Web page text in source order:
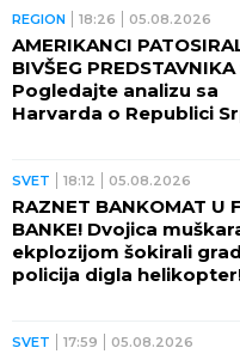
REGION 18:26 05.08.2026
AMERIKANCI
BIVŠEG
Pogledajte analizu sa
Harvarda o Republici
SVET 18:12 05.08.2026
RAZNET BANKOMAT U
BANKE! Dvojica
ekplozijom šokirali
policija digla
SVET 17:59 05.08.2026